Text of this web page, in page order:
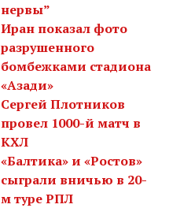
нервы”
Иран показал фото
разрушенного
бомбежками стадиона
«Азади»
Сергей Плотников
провел 1000-й матч в
КХЛ
«Балтика» и «Ростов»
сыграли вничью в 20-
м туре РПЛ